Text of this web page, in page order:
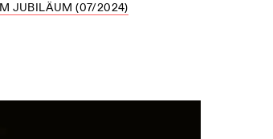
JUBILÄUM (07/2024)